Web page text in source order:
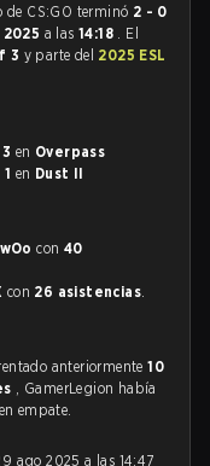
de CS:GO terminó 2 - 0
a las14:18 . El
3 y parte del 2025 ESL
en Overpass
en Dust II
con 40
con 26 asistencias.
anteriormente10
, GamerLegion había
empate.
ago 2025 a las 14:47